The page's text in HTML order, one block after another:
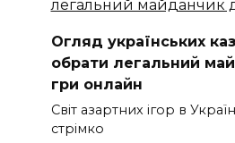
Огляд українських
обрати легальний
гри онлайн
Світ азартних ігор в
стрімко